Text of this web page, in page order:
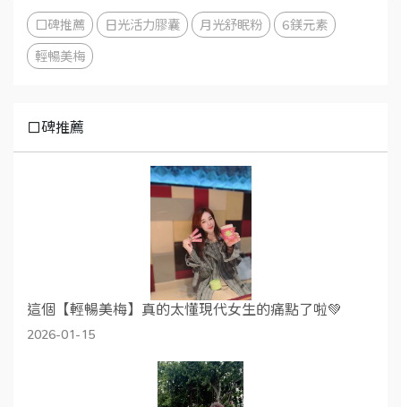
口碑推薦 日光活力膠囊 月光舒眠粉 6鎂元素
輕暢美梅
口碑推薦
這個【輕暢美梅】真的太懂現代女生的痛點了啦💚
2026-01-15